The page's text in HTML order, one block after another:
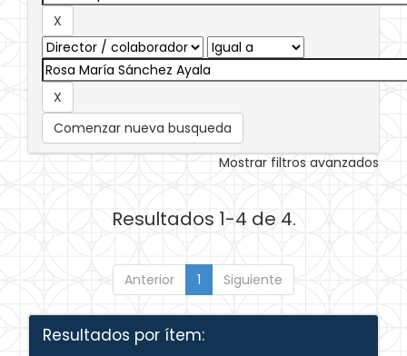
Comenzar nueva busqueda
Mostrar filtros avanzados
Resultados 1-4 de 4.
Anterior 1 Siguiente
Resultados por ítem: